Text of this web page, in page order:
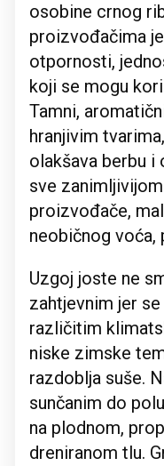
osobine crnog
proizvođačima
otpornosti,
koji se mogu
Tamni,
hranjivim
olakšava berbu i
sve
proizvođače,
neobičnog voća,
Uzgoj joste ne
zahtjevnim jer
različitim
niske zimske
razdoblja suše.
sunčanim do
na plodnom,
dreniranom tlu.